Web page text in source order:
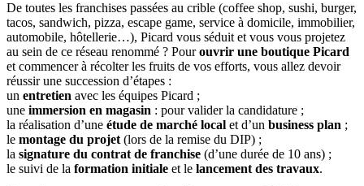
De toutes les franchises passées au crible (coffee shop, sushi, burger,
tacos, sandwich, pizza, escape game, service à domicile, immobilier,
automobile, hôtellerie…), Picard vous séduit et vous vous projetez
au sein de ce réseau renommé ? Pourouvrir une boutique Picard
et commencer à récolter les fruits de vos efforts, vous allez devoir
réussir une succession d’étapes :
un entretien avec les équipes Picard ;
une immersion en magasin : pour valider la candidature ;
la réalisation d’une étude de marché local et d’un business plan ;
le montage du projet (lors de la remise du DIP) ;
la signature du contrat de franchise (d’une durée de 10 ans) ;
le suivi de la formation initiale et le lancement des travaux.